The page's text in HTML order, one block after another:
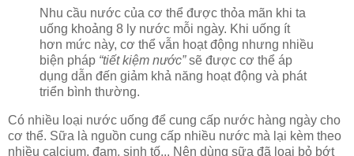
Nhu cầu nước của cơ thể được thỏa mãn khi ta
uống khoảng 8 ly nước mỗi ngày. Khi uống ít
hơn mức này, cơ thể vẫn hoạt động nhưng nhiều
biện pháp “tiết kiệm nước”sẽ được cơ thể áp
dụng dẫn đến giảm khả năng hoạt động và phát
triển bình thường.
Có nhiều loại nước uống để cung cấp nước hàng ngày cho
cơ thể. Sữa là nguồn cung cấp nhiều nước mà lại kèm theo
nhiều calcium, đạm, sinh tố... Nên dùng sữa đã loại bỏ bớt